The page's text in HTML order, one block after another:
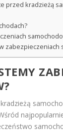
przed kradzieżą
zabezpieczeniach